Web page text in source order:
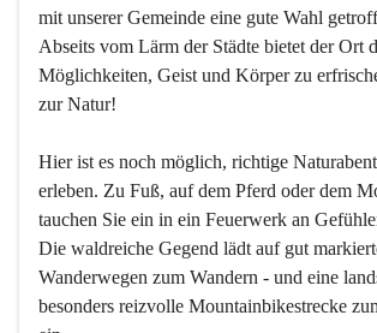
mit unserer Gemeinde eine gute Wahl
Abseits vom Lärm der Städte bietet der Ort
Möglichkeiten, Geist und Körper zu
zur Natur!
Hier ist es noch möglich, richtige
erleben. Zu Fuß, auf dem Pferd oder dem
tauchen Sie ein in ein Feuerwerk an
Die waldreiche Gegend lädt auf gut
Wanderwegen zum Wandern - und eine
besonders reizvolle Mountainbikestrecke